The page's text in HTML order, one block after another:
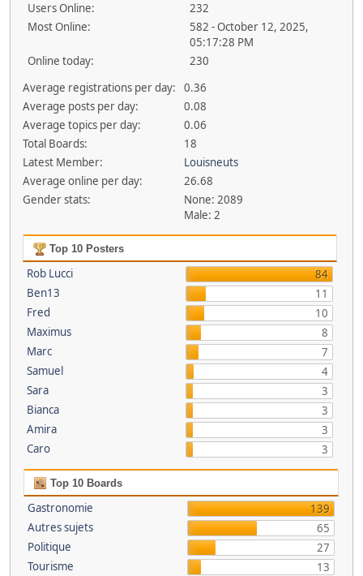
Users Online:
232
Most Online:
582 - October 12, 2025,
05:17:28 PM
Online today:
230
Average registrations per day:
0.36
Average posts per day:
0.08
Average topics per day:
0.06
Total Boards:
18
Latest Member:
Louisneuts
Average online per day:
26.68
Gender stats:
None: 2089
Male: 2
Top 10 Posters
Rob Lucci
84
Ben13
11
Fred
10
Maximus
8
Marc
7
Samuel
4
Sara
3
Bianca
3
Amira
3
Caro
3
Top 10 Boards
Gastronomie
139
Autres sujets
65
Politique
27
Tourisme
13